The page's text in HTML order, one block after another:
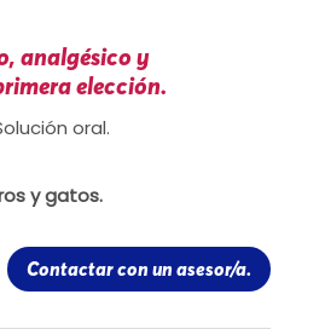
analgésico y
elección.
oral.
y gatos.
Contactar con un asesor/a.